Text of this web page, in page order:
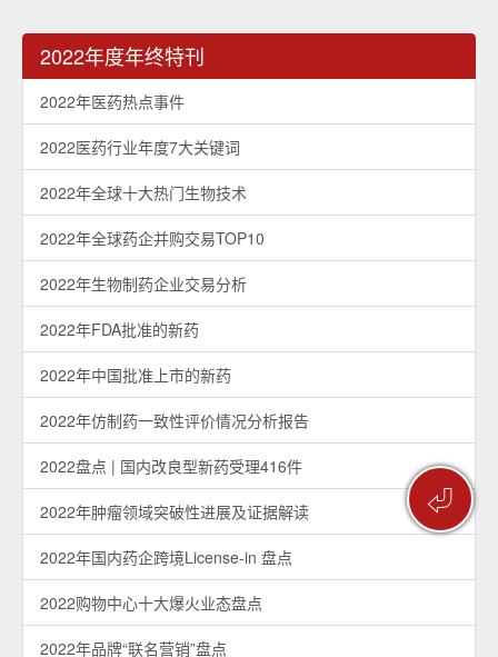
⏎
2022年度年终特刊
2022年医药热点事件
2022医药行业年度7大关键词
2022年全球十大热门生物技术
2022年全球药企并购交易TOP10
2022年生物制药企业交易分析
2022年FDA批准的新药
2022年中国批准上市的新药
2022年仿制药一致性评价情况分析报告
2022盘点 | 国内改良型新药受理416件
2022年肿瘤领域突破性进展及证据解读
2022年国内药企跨境License-in 盘点
2022购物中心十大爆火业态盘点
2022年品牌“联名营销”盘点